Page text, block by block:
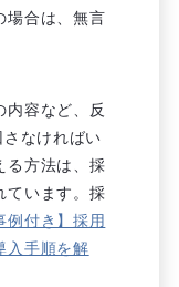
場合は、無言
内容など、反
なければい
る方法は、採
ています。採
例付き】採用
入手順を解